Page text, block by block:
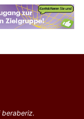
beraberiz.